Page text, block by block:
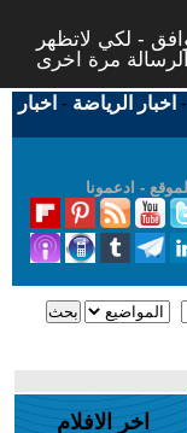
- لكي لاتظهر
- اخبار الرياضة - اخبار
- ادعمونا
اخر الافلام